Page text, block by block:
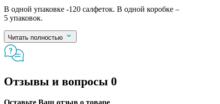
В одной упаковке -120 салфеток. В одной коробке –
5 упаковок.
Читать полностью
Отзывы и вопросы 0